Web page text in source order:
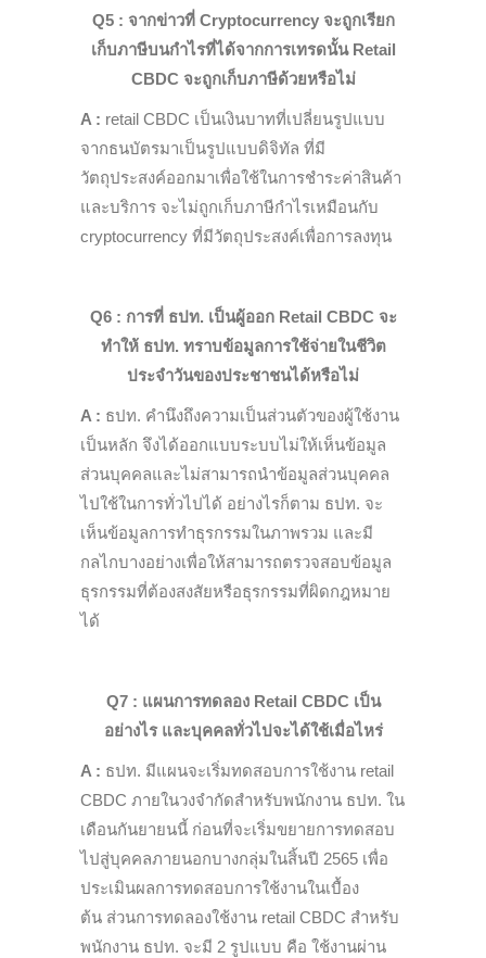
Q5 : จากข่าวที่ Cryptocurrency จะถูกเรียก
เก็บภาษีบนกำไรที่ได้จากการเทรดนั้น Retail
CBDC จะถูกเก็บภาษีด้วยหรือไม่
A : retail CBDC เป็นเงินบาทที่เปลี่ยนรูปแบบ
จากธนบัตรมาเป็นรูปแบบดิจิทัล ที่มี
วัตถุประสงค์ออกมาเพื่อใช้ในการชำระค่าสินค้า
และบริการ จะไม่ถูกเก็บภาษีกำไรเหมือนกับ
cryptocurrency ที่มีวัตถุประสงค์เพื่อการลงทุน
Q6 : การที่ ธปท. เป็นผู้ออก Retail CBDC จะ
ทำให้ ธปท. ทราบข้อมูลการใช้จ่ายในชีวิต
ประจำวันของประชาชนได้หรือไม่
A : ธปท. คำนึงถึงความเป็นส่วนตัวของผู้ใช้งาน
เป็นหลัก จึงได้ออกแบบระบบไม่ให้เห็นข้อมูล
ส่วนบุคคลและไม่สามารถนำข้อมูลส่วนบุคคล
ไปใช้ในการทั่วไปได้ อย่างไรก็ตาม ธปท. จะ
เห็นข้อมูลการทำธุรกรรมในภาพรวม และมี
กลไกบางอย่างเพื่อให้สามารถตรวจสอบข้อมูล
ธุรกรรมที่ต้องสงสัยหรือธุรกรรมที่ผิดกฎหมาย
ได้
Q7 : แผนการทดลอง Retail CBDC เป็น
อย่างไร และบุคคลทั่วไปจะได้ใช้เมื่อไหร่
A : ธปท. มีแผนจะเริ่มทดสอบการใช้งาน retail
CBDC ภายในวงจำกัดสำหรับพนักงาน ธปท. ใน
เดือนกันยายนนี้ ก่อนที่จะเริ่มขยายการทดสอบ
ไปสู่บุคคลภายนอกบางกลุ่มในสิ้นปี 2565 เพื่อ
ประเมินผลการทดสอบการใช้งานในเบื้อง
ต้น ส่วนการทดลองใช้งาน retail CBDC สำหรับ
พนักงาน ธปท. จะมี 2 รูปแบบ คือ ใช้งานผ่าน